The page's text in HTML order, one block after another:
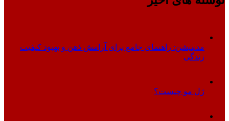
مدیتیشن: راهنمای جامع برای آرامش ذهن و بهبود کیفیت
زندگی
ژل مو چیست؟